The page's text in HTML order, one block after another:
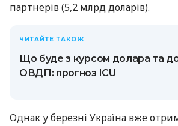
партнерів (5,2 млрд доларів).
ЧИТАЙТЕ ТАКОЖ
Що буде з курсом долара та
ОВДП: прогноз ICU
Однак у березні Україна вже